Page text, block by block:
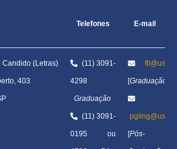
Telefones E-mail
Candido (Letras)
403
(11) 3091-
4298
Graduação
(11) 3091-
0195 ou
[Graduação
[Pós-